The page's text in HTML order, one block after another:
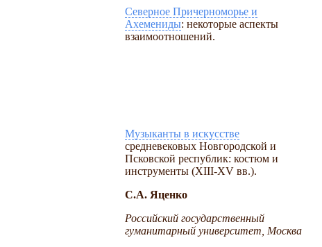
Северное Причерноморье и
Ахемениды: некоторые аспекты
взаимоотношений.
Музыканты в искусстве
средневековых Новгородской и
Псковской республик: костюм и
инструменты (XIII-XV вв.).
С.А. Яценко
Российский государственный
гуманитарный университет, Москва